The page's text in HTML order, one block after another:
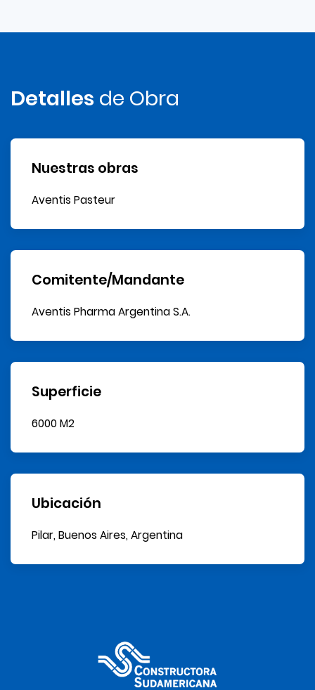
Detalles de Obra
Nuestras obras
Aventis Pasteur
Comitente/Mandante
Aventis Pharma Argentina S.A.
Superficie
6000 M2
Ubicación
Pilar, Buenos Aires, Argentina